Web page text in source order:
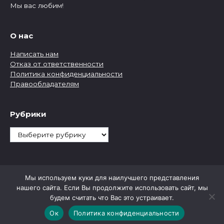
Мы вас любим!
О нас
Написать нам
Отказ от ответственности
Политика конфиденциальности
Правообладателям
Рубрики
Рубрики
Мы используем куки для наилучшего представления
нашего сайта. Если Вы продолжите использовать сайт, мы
будем считать что Вас это устраивает.
Ок
Политика конфиденциальности